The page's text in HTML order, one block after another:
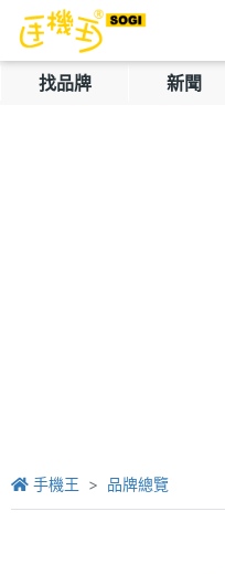
找品牌 新聞
手機王 品牌總覽